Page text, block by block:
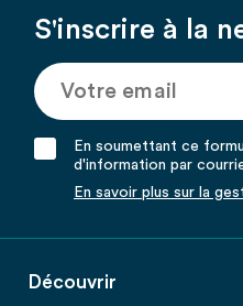
S'inscrire à la
En soumettant ce
d'information par
En savoir plus sur la
Découvrir